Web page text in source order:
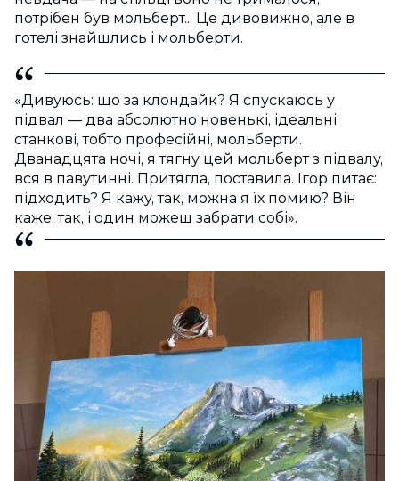
потрібен був мольберт... Це дивовижно, але в
готелі знайшлись і мольберти.
«Дивуюсь: що за клондайк? Я спускаюсь у
підвал — два абсолютно новенькі, ідеальні
станкові, тобто професійні, мольберти.
Дванадцята ночі, я тягну цей мольберт з підвалу,
вся в павутинні. Притягла, поставила. Ігор питає:
підходить? Я кажу, так, можна я їх помию? Він
каже: так, і один можеш забрати собі».